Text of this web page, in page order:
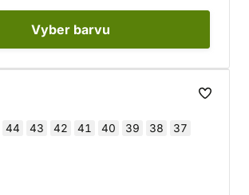
Vyber barvu
44 43 42 41 40 39 38
37